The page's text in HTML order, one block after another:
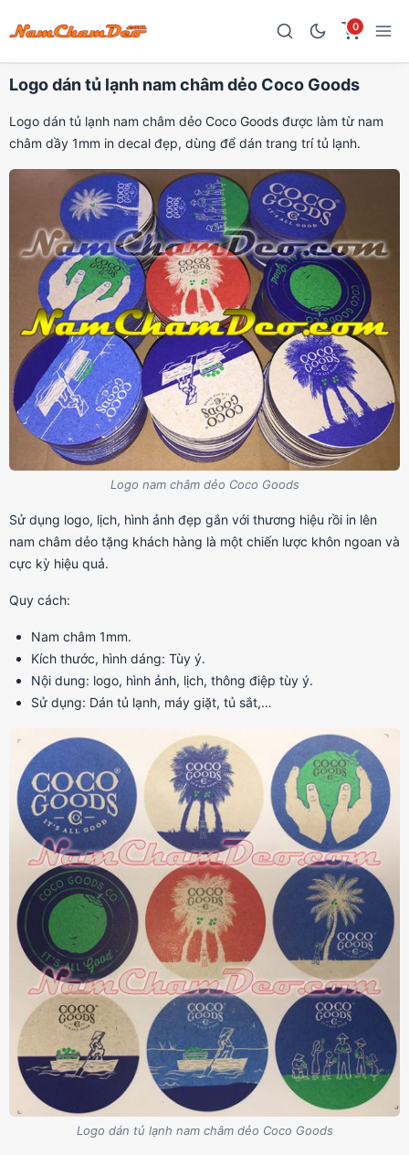
0
Logo dán tủ lạnh nam châm dẻo Coco Goods
Logo dán tủ lạnh nam châm dẻo Coco Goods được làm từ nam
châm dầy 1mm in decal đẹp, dùng để dán trang trí tủ lạnh.
Logo nam châm dẻo Coco Goods
Sử dụng logo, lịch, hình ảnh đẹp gắn với thương hiệu rồi in lên
nam châm dẻo tặng khách hàng là một chiến lược khôn ngoan và
cực kỳ hiệu quả.
Quy cách:
Nam châm 1mm.
Kích thước, hình dáng: Tùy ý.
Nội dung: logo, hình ảnh, lịch, thông điệp tùy ý.
Sử dụng: Dán tủ lạnh, máy giặt, tủ sắt,…
Logo dán tủ lạnh nam châm dẻo Coco Goods